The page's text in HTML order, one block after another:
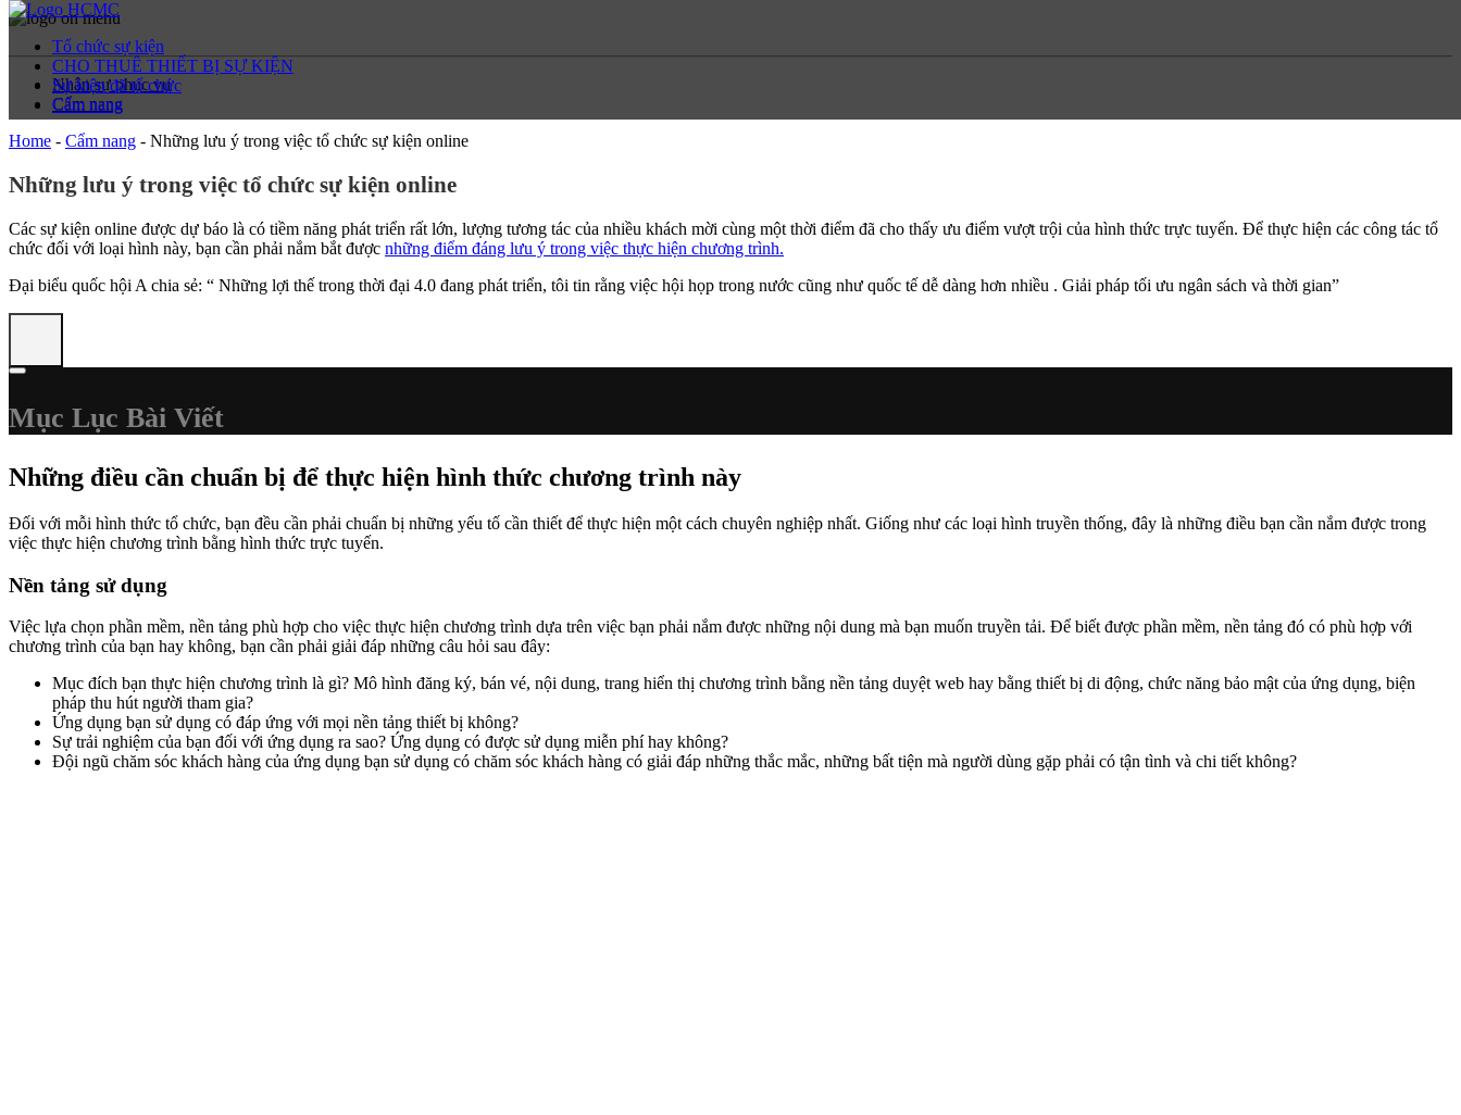
Nhân sự phục vụ
Cẩm nang
Tổ chức sự kiện
CHO THUÊ THIẾT BỊ SỰ KIỆN
Sự kiện đã tổ chức
Cẩm nang
Home - Cẩm nang - Những lưu ý trong việc tổ chức sự kiện online
Những lưu ý trong việc tổ chức sự kiện online
Các sự kiện online được dự báo là có tiềm năng phát triển rất lớn, lượng tương tác của nhiều khách mời cùng một thời điểm đã cho thấy ưu điểm vượt trội của hình thức trực tuyến. Để thực hiện các công tác tổ
chức đối với loại hình này, bạn cần phải nắm bắt được những điểm đáng lưu ý trong việc thực hiện chương trình.
Đại biểu quốc hội A chia sẻ: “ Những lợi thế trong thời đại 4.0 đang phát triển, tôi tin rằng việc hội họp trong nước cũng như quốc tế dễ dàng hơn nhiều . Giải pháp tối ưu ngân sách và thời gian”
Mục Lục Bài Viết
Những điều cần chuẩn bị để thực hiện hình thức chương trình này
Đối với mỗi hình thức tổ chức, bạn đều cần phải chuẩn bị những yếu tố cần thiết để thực hiện một cách chuyên nghiệp nhất. Giống như các loại hình truyền thống, đây là những điều bạn cần nắm được trong
việc thực hiện chương trình bằng hình thức trực tuyến.
Nền tảng sử dụng
Việc lựa chọn phần mềm, nền tảng phù hợp cho việc thực hiện chương trình dựa trên việc bạn phải nắm được những nội dung mà bạn muốn truyền tải. Để biết được phần mềm, nền tảng đó có phù hợp với
chương trình của bạn hay không, bạn cần phải giải đáp những câu hỏi sau đây:
Mục đích bạn thực hiện chương trình là gì? Mô hình đăng ký, bán vé, nội dung, trang hiển thị chương trình bằng nền tảng duyệt web hay bằng thiết bị di động, chức năng bảo mật của ứng dụng, biện
pháp thu hút người tham gia?
Ứng dụng bạn sử dụng có đáp ứng với mọi nền tảng thiết bị không?
Sự trải nghiệm của bạn đối với ứng dụng ra sao? Ứng dụng có được sử dụng miễn phí hay không?
Đội ngũ chăm sóc khách hàng của ứng dụng bạn sử dụng có chăm sóc khách hàng có giải đáp những thắc mắc, những bất tiện mà người dùng gặp phải có tận tình và chi tiết không?